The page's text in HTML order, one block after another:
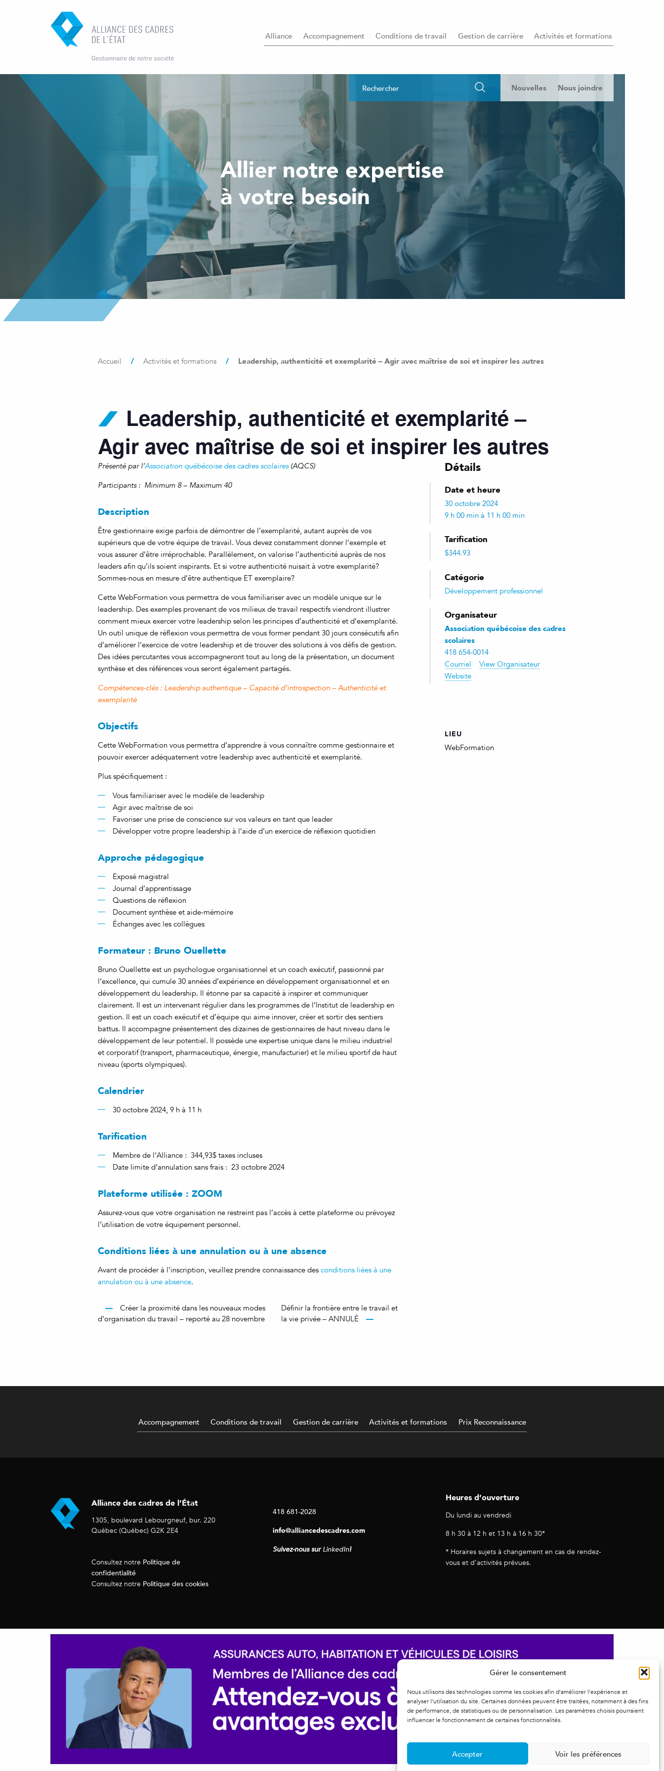
Gérer le consentement
Nous utilisons des technologies comme les cookies afin d’améliorer l’expérience et
analyser l’utilisation du site. Certaines données peuvent être traitées, notamment à des fins
de performance, de statistiques ou de personnalisation. Les paramètres choisis pourraient
influencer le fonctionnement de certaines fonctionnalités.
Accepter Voir les préférences
Alliance Accompagnement Conditions de travail Gestion de carrière Activités et formations
Nouvelles Nous joindre
Allier notre expertise
à votre besoin
Accueil / Activités et formations / Leadership, authenticité et exemplarité – Agir avec maîtrise de soi et inspirer les autres
Leadership, authenticité et exemplarité –
Agir avec maîtrise de soi et inspirer les autres
Détails
Date et heure
30 octobre 2024
9 h 00 min à 11 h 00 min
Tarification
$344.93
Catégorie
Développement professionnel
Organisateur
Association québécoise des cadres
scolaires
418 654-0014
Courriel
View Organisateur
Website
LIEU
WebFormation
Présenté par l’Association québécoise des cadres scolaires(AQCS)
Participants : Minimum 8 – Maximum 40
Description
Être gestionnaire exige parfois de démontrer de l’exemplarité, autant auprès de vos
supérieurs que de votre équipe de travail. Vous devez constamment donner l’exemple et
vous assurer d’être irréprochable. Parallèlement, on valorise l’authenticité auprès de nos
leaders afin qu’ils soient inspirants. Et si votre authenticité nuisait à votre exemplarité?
Sommes-nous en mesure d’être authentique ET exemplaire?
Cette WebFormation vous permettra de vous familiariser avec un modèle unique sur le
leadership. Des exemples provenant de vos milieux de travail respectifs viendront illustrer
comment mieux exercer votre leadership selon les principes d’authenticité et d’exemplarité.
Un outil unique de réflexion vous permettra de vous former pendant 30 jours consécutifs afin
d’améliorer l’exercice de votre leadership et de trouver des solutions à vos défis de gestion.
Des idées percutantes vous accompagneront tout au long de la présentation, un document
synthèse et des références vous seront également partagés.
Compétences-clés : Leadership authentique – Capacité d’introspection – Authenticité et
exemplarité
Objectifs
Cette WebFormation vous permettra d’apprendre à vous connaître comme gestionnaire et
pouvoir exercer adéquatement votre leadership avec authenticité et exemplarité.
Plus spécifiquement :
Vous familiariser avec le modèle de leadership
Agir avec maîtrise de soi
Favoriser une prise de conscience sur vos valeurs en tant que leader
Développer votre propre leadership à l’aide d’un exercice de réflexion quotidien
Approche pédagogique
Exposé magistral
Journal d’apprentissage
Questions de réflexion
Document synthèse et aide-mémoire
Échanges avec les collègues
Formateur : Bruno Ouellette
Bruno Ouellette est un psychologue organisationnel et un coach exécutif, passionné par
l’excellence, qui cumule 30 années d’expérience en développement organisationnel et en
développement du leadership. Il étonne par sa capacité à inspirer et communiquer
clairement. Il est un intervenant régulier dans les programmes de l’Institut de leadership en
gestion. Il est un coach exécutif et d’équipe qui aime innover, créer et sortir des sentiers
battus. Il accompagne présentement des dizaines de gestionnaires de haut niveau dans le
développement de leur potentiel. Il possède une expertise unique dans le milieu industriel
et corporatif (transport, pharmaceutique, énergie, manufacturier) et le milieu sportif de haut
niveau (sports olympiques).
Calendrier
30 octobre 2024, 9 h à 11 h
Tarification
Membre de l’Alliance : 344,93$ taxes incluses
Date limite d’annulation sans frais : 23 octobre 2024
Plateforme utilisée : ZOOM
Assurez-vous que votre organisation ne restreint pas l’accès à cette plateforme ou prévoyez
l’utilisation de votre équipement personnel.
Conditions liées à une annulation ou à une absence
Avant de procéder à l’inscription, veuillez prendre connaissance des conditions liées à une
annulation ou à une absence.
Créer la proximité dans les nouveaux modes
d’organisation du travail – reporté au 28 novembre
Définir la frontière entre le travail et
la vie privée – ANNULÉ
Accompagnement Conditions de travail Gestion de carrière Activités et formations Prix Reconnaissance
Alliance des cadres de l’État
1305, boulevard Lebourgneuf, bur. 220
Québec (Québec) G2K 2E4
Consultez notre Politique de
confidentialité
Consultez notre Politique des cookies
418 681-2028
info@alliancedescadres.com
Suivez-nous surLinkedIn!
Heures d’ouverture
Du lundi au vendredi
8 h 30 à 12 h et 13 h à 16 h 30*
* Horaires sujets à changement en cas de rendez-
vous et d’activités prévues.